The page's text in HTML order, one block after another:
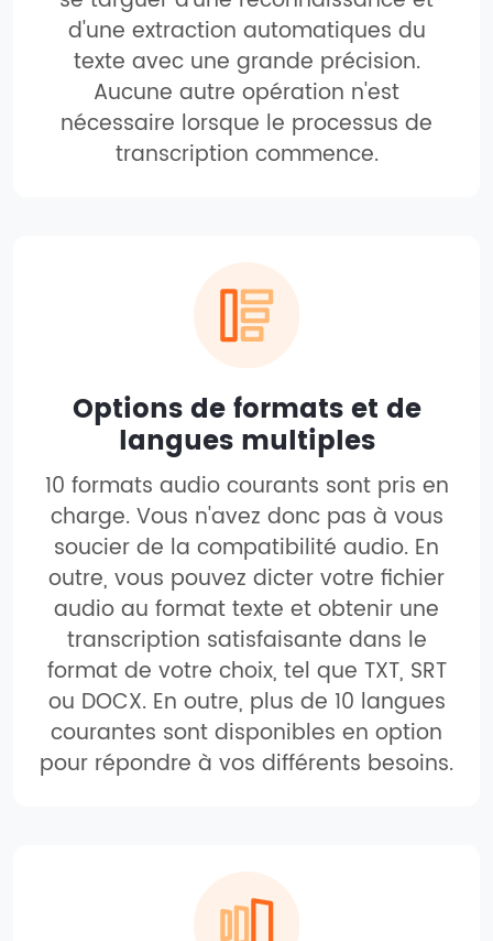
d'une extraction automatiques du
texte avec une grande précision.
Aucune autre opération n'est
nécessaire lorsque le processus de
transcription commence.
Options de formats et de
langues multiples
10 formats audio courants sont pris en
charge. Vous n'avez donc pas à vous
soucier de la compatibilité audio. En
outre, vous pouvez dicter votre fichier
audio au format texte et obtenir une
transcription satisfaisante dans le
format de votre choix, tel que TXT, SRT
ou DOCX. En outre, plus de 10 langues
courantes sont disponibles en option
pour répondre à vos différents besoins.